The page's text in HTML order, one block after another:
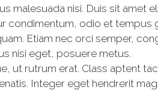
malesuada nisi. Duis sit amet
condimentum, odio et tempus
Etiam nec orci semper,
nisi eget, posuere metus.
ut rutrum erat. Class aptent
Integer eget hendrerit